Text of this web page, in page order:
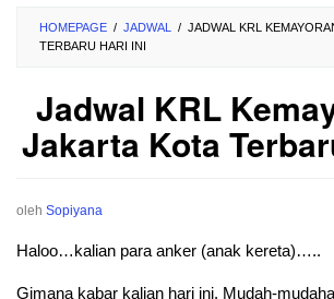
HOMEPAGE / JADWAL / JADWAL KRL
TERBARU HARI INI
Jadwal KRL
Jakarta Kota
oleh Sopiyana
Haloo…kalian para anker (anak kereta)…..
Gimana kabar kalian hari ini. Mudah-